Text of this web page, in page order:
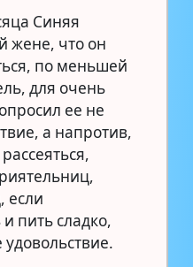
Синяя
жене, что он
по меньшей
для очень
ее не
а напротив,
если
пить сладко,